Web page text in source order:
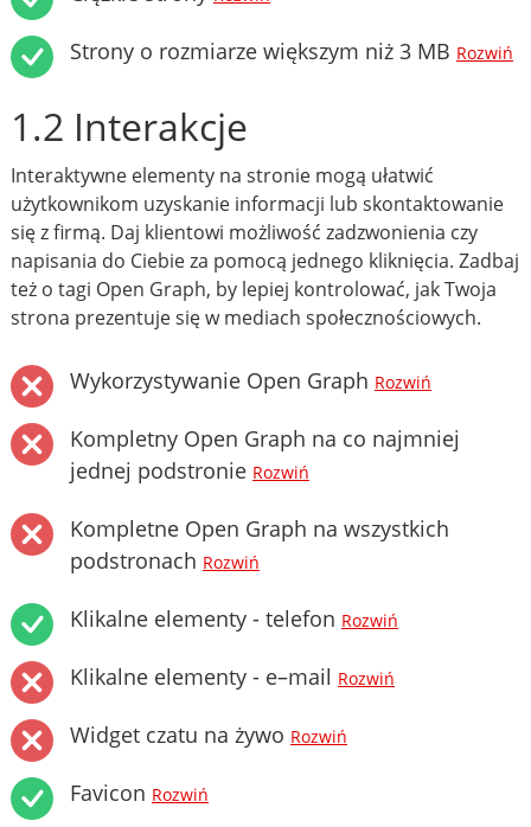
Strony o rozmiarze większym niż 3 MB Rozwiń
1.2 Interakcje
Interaktywne elementy na stronie mogą ułatwić
użytkownikom uzyskanie informacji lub skontaktowanie
się z firmą. Daj klientowi możliwość zadzwonienia czy
napisania do Ciebie za pomocą jednego kliknięcia. Zadbaj
też o tagi Open Graph, by lepiej kontrolować, jak Twoja
strona prezentuje się w mediach społecznościowych.
Wykorzystywanie Open Graph Rozwiń
Kompletny Open Graph na co najmniej
jednej podstronie Rozwiń
Kompletne Open Graph na wszystkich
podstronach Rozwiń
Klikalne elementy - telefon Rozwiń
Klikalne elementy - e–mail Rozwiń
Widget czatu na żywo Rozwiń
Favicon Rozwiń